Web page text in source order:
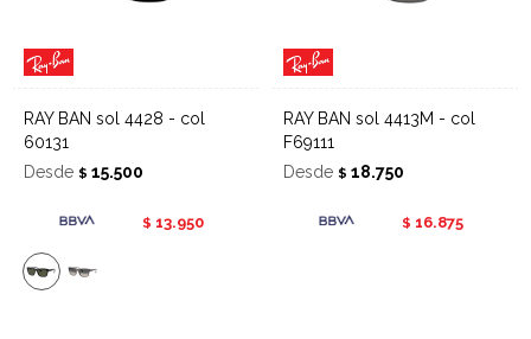
RAY BAN sol 4428 - col
60131
Desde $ 15.500
$ 13.950
RAY BAN sol 4413M - col
F69111
Desde $ 18.750
$ 16.875